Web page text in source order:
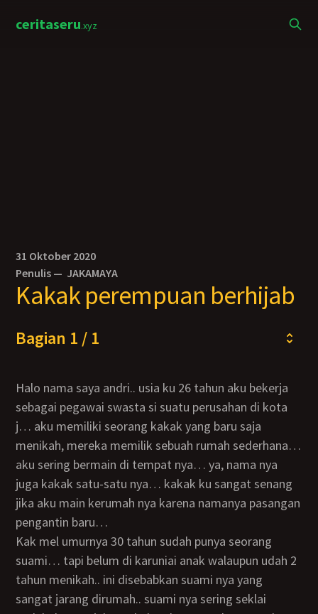
ceritaseru.xyz
31 Oktober 2020
Penulis — JAKAMAYA
Kakak perempuan berhijab
Bagian 1 / 1
Halo nama saya andri.. usia ku 26 tahun aku bekerja
sebagai pegawai swasta si suatu perusahan di kota
j… aku memiliki seorang kakak yang baru saja
menikah, mereka memilik sebuah rumah sederhana…
aku sering bermain di tempat nya… ya, nama nya
juga kakak satu-satu nya… kakak ku sangat senang
jika aku main kerumah nya karena namanya pasangan
pengantin baru…
Kak mel umurnya 30 tahun sudah punya seorang
suami… tapi belum di karuniai anak walaupun udah 2
tahun menikah.. ini disebabkan suami nya yang
sangat jarang dirumah.. suami nya sering seklai